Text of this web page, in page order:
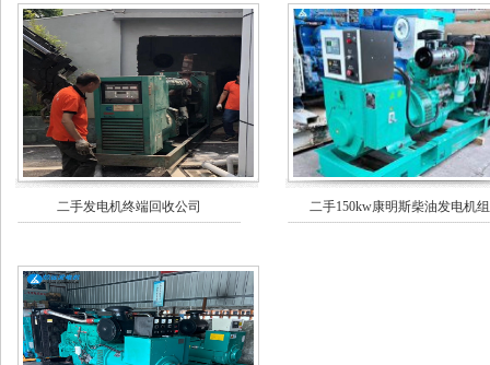
二手发电机终端回收公司 二手150kw康明斯柴油发电机组